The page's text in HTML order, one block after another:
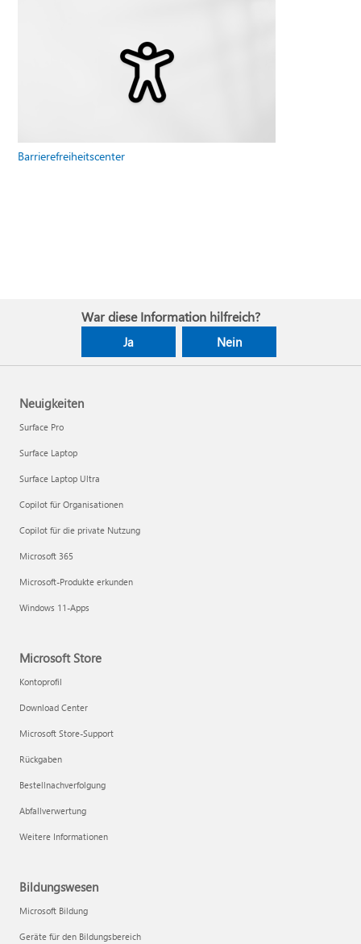
Barrierefreiheitscenter
War diese Information hilfreich?
Ja Nein
Neuigkeiten
Surface Pro
Surface Laptop
Surface Laptop Ultra
Copilot für Organisationen
Copilot für die private Nutzung
Microsoft 365
Microsoft-Produkte erkunden
Windows 11-Apps
Microsoft Store
Kontoprofil
Download Center
Microsoft Store-Support
Rückgaben
Bestellnachverfolgung
Abfallverwertung
Weitere Informationen
Bildungswesen
Microsoft Bildung
Geräte für den Bildungsbereich